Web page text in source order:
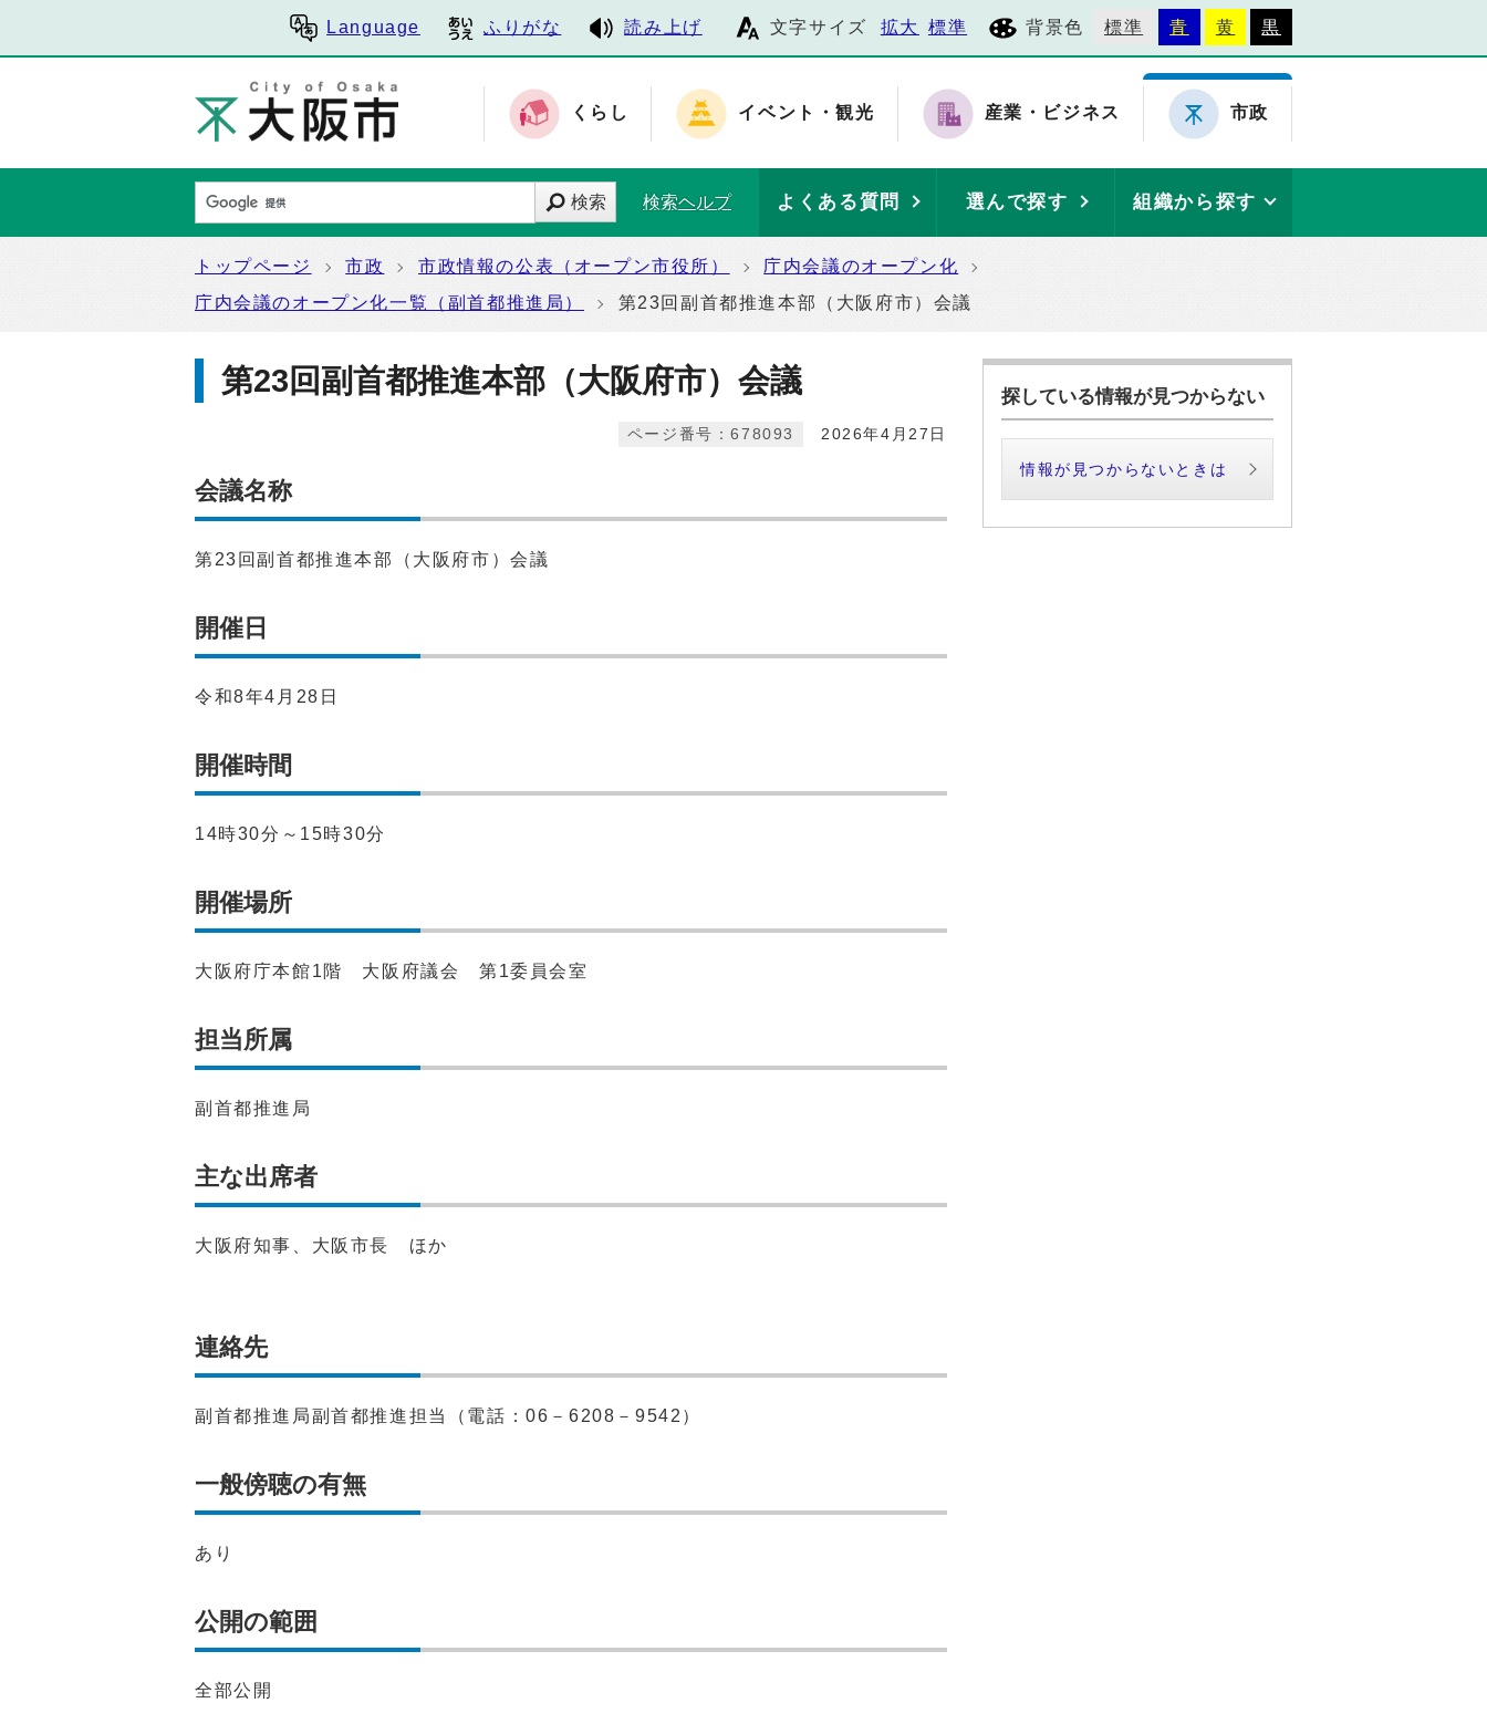
Language ふりがな 読み上げ 文字サイズ 拡大 標準 背景色 標準 青 黄 黒
くらし イベント・観光 産業・ビジネス 市政
検索 検索ヘルプ よくある質問 選んで探す 組織から探す
トップページ 市政 市政情報の公表（オープン市役所）
庁内会議のオープン化
庁内会議のオープン化一覧（副首都推進局）
第23回副首都推進本部（大阪府市）会議
第23回副首都推進本部（大阪府市）会議
2026年4月27日
ページ番号：678093
会議名称
第23回副首都推進本部（大阪府市）会議
開催日
令和8年4月28日
開催時間
14時30分～15時30分
開催場所
大阪府庁本館1階 大阪府議会 第1委員会室
担当所属
副首都推進局
主な出席者
大阪府知事、大阪市長 ほか
連絡先
副首都推進局副首都推進担当（電話：06－6208－9542）
一般傍聴の有無
あり
公開の範囲
全部公開
探している情報が見つからない
情報が見つからないときは